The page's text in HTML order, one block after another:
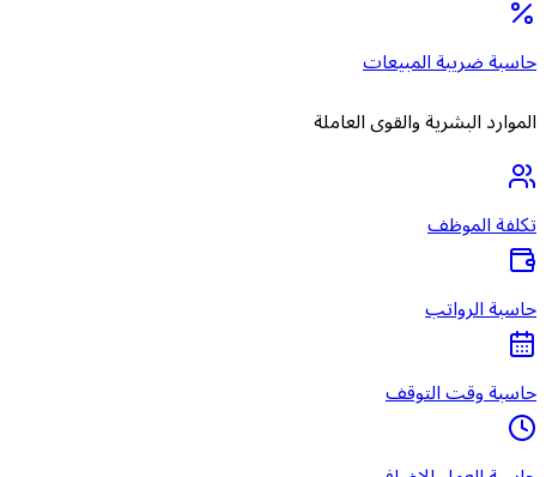
حاسبة ضريبة المبيعات
الموارد البشرية والقوى العاملة
تكلفة الموظف
حاسبة الرواتب
حاسبة وقت التوقف